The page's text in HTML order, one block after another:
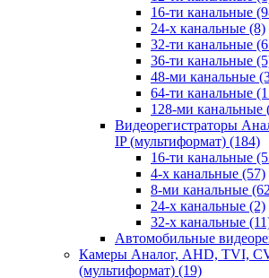
16-ти канальные
24-х канальные (8)
32-ти канальные
36-ти канальные
48-ми канальные
64-ти канальные
128-ми канальные
Видеорегистраторы
IP (мультиформат) (184)
16-ти канальные
4-х канальные (57)
8-ми канальные
24-х канальные (2)
32-х канальные
Автомобильные
Камеры Аналог, AHD, TVI,
(мультиформат) (19)